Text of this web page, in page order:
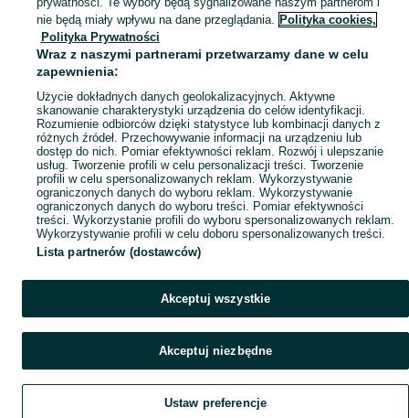
Mapa kategorii
Mapa miejscowości
Mapa ministron
Popularne wyszukiwania
nie będą miały wpływu na dane przeglądania. Polityka cookies,
Polityka Prywatności
Wraz z naszymi partnerami przetwarzamy dane w celu
zapewnienia:
Użycie dokładnych danych geolokalizacyjnych. Aktywne
skanowanie charakterystyki urządzenia do celów identyfikacji.
Rozumienie odbiorców dzięki statystyce lub kombinacji danych z
różnych źródeł. Przechowywanie informacji na urządzeniu lub
dostęp do nich. Pomiar efektywności reklam. Rozwój i ulepszanie
usług. Tworzenie profili w celu personalizacji treści. Tworzenie
profili w celu spersonalizowanych reklam. Wykorzystywanie
ograniczonych danych do wyboru reklam. Wykorzystywanie
ograniczonych danych do wyboru treści. Pomiar efektywności
treści. Wykorzystanie profili do wyboru spersonalizowanych reklam.
Wykorzystywanie profili w celu doboru spersonalizowanych treści.
Lista partnerów (dostawców)
Akceptuj wszystkie
Akceptuj niezbędne
Ustaw preferencje